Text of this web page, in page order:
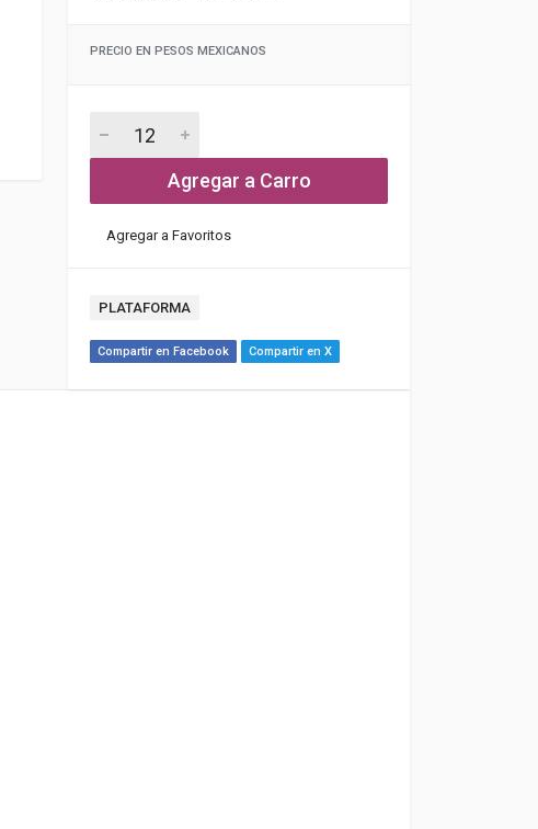
PRECIO EN PESOS MEXICANOS
Agregar a Carro
Agregar a Favoritos
PLATAFORMA
Compartir en Facebook Compartir en X